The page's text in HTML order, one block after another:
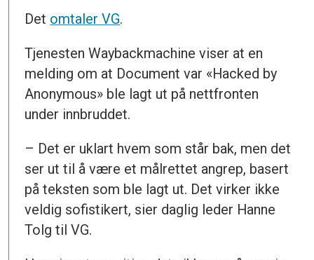
Det omtaler VG.
Tjenesten Waybackmachine viser at en
melding om at Document var «Hacked by
Anonymous» ble lagt ut på nettfronten
under innbruddet.
– Det er uklart hvem som står bak, men det
ser ut til å være et målrettet angrep, basert
på teksten som ble lagt ut. Det virker ikke
veldig sofistikert, sier daglig leder Hanne
Tolg til VG.